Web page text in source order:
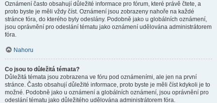
Oznámení často obsahují důležité informace pro fórum, které právě čtete, a
proto byste je měli vždy číst. Oznámení jsou zobrazeny nahoře na každé
stránce fóra, do kterého byly odeslány. Podobně jako u globálních oznámení,
jsou oprávnění pro odeslání tématu jako oznámení udělována administrátorem
fóra.
Nahoru
Co jsou to důležitá témata?
Důležitá témata jsou zobrazena ve fóru pod oznámeními, ale jen na první
stránce. Často obsahují důležité informace, proto byste je měli číst kdykoli je to
možné. Podobně jako u oznámení a globálních oznámení, jsou oprávnění pro
odeslání tématu jako důležitého udělována administrátorem fóra.